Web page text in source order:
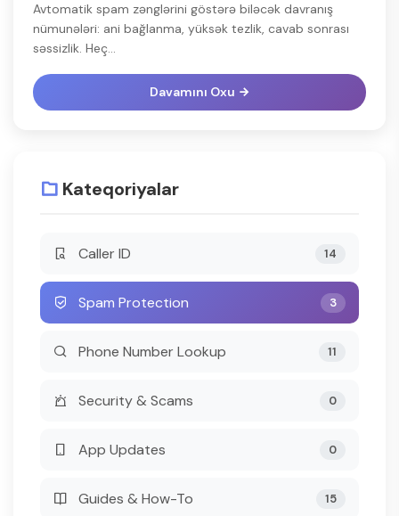
Avtomatik spam zənglərini göstərə biləcək davranış
nümunələri: ani bağlanma, yüksək tezlik, cavab sonrası
səssizlik. Heç...
Davamını Oxu
Kateqoriyalar
Caller ID 14
Spam Protection 3
Phone Number Lookup 11
Security & Scams 0
App Updates 0
Guides & How-To 15